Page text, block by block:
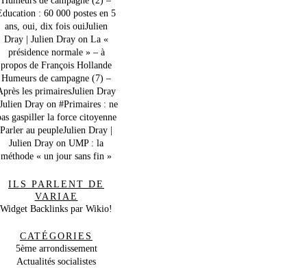
: 60 000 postes en 5
ans, oui, dix fois ouiJulien
Dray | Julien Dray on La «
présidence normale » – à
propos de François Hollande
Humeurs de campagne (7) –
les primairesJulien Dray
Dray on #Primaires : ne
gaspiller la force citoyenne
Parler au peupleJulien Dray |
Julien Dray on UMP : la
méthode « un jour sans fin »
ILS PARLENT DE
VARIAE
Widget Backlinks par Wikio!
CATÉGORIES
5ème arrondissement
Actualités socialistes